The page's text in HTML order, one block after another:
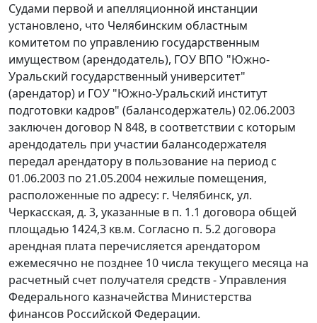
Судами первой и апелляционной инстанции
установлено, что Челябинским областным
комитетом по управлению государственным
имуществом (арендодатель), ГОУ ВПО "Южно-
Уральский государственный университет"
(арендатор) и ГОУ "Южно-Уральский институт
подготовки кадров" (балансодержатель) 02.06.2003
заключен договор N 848, в соответствии с которым
арендодатель при участии балансодержателя
передал арендатору в пользование на период с
01.06.2003 по 21.05.2004 нежилые помещения,
расположенные по адресу: г. Челябинск, ул.
Черкасская, д. 3, указанные в п. 1.1 договора общей
площадью 1424,3 кв.м. Согласно п. 5.2 договора
арендная плата перечисляется арендатором
ежемесячно не позднее 10 числа текущего месяца на
расчетный счет получателя средств - Управления
Федерального казначейства Министерства
финансов Российской Федерации.